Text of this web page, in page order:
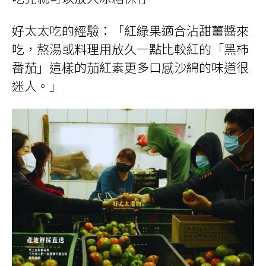
好太太吃的經驗：「紅綠果適合沾甜薑醬來
吃，熬湯或料理用放久一點比較紅的「黑柿
番茄」這樣的茄紅素更多口感沙綿的味道很
迷人。」